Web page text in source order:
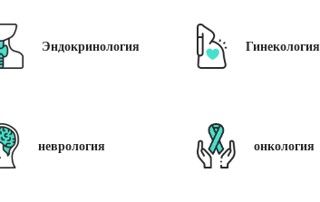
Эндокринология Гинекология
неврология онкология